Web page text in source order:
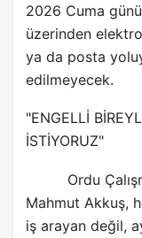
2026 Cuma
üzerinden
ya da posta
edilmeyecek.
"ENGELLİ
İSTİYORUZ"
Ordu
Mahmut Akkuş,
iş arayan değil,